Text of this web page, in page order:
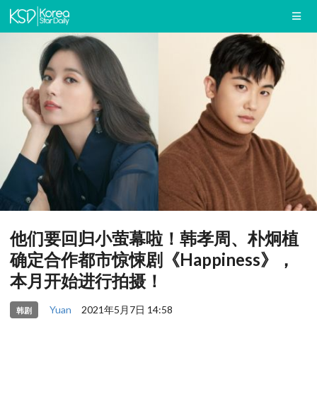
他们要回归小萤幕啦！韩孝周、朴炯植
确定合作都市惊悚剧《Happiness》，
本月开始进行拍摄！
韩剧 Yuan 2021年5月7日 14:58